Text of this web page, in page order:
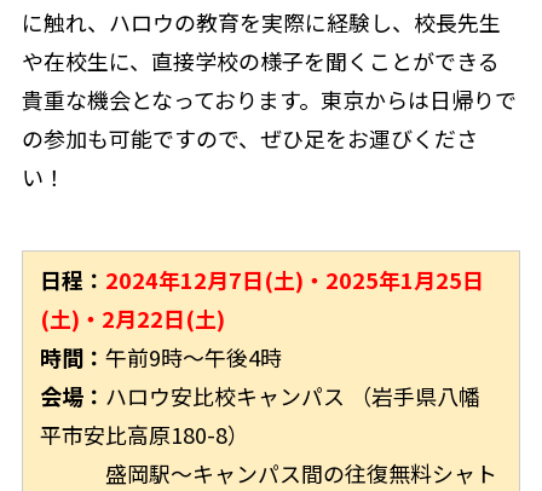
に触れ、ハロウの教育を実際に経験し、校長先生
や在校生に、直接学校の様子を聞くことができる
貴重な機会となっております。東京からは日帰りで
の参加も可能ですので、ぜひ足をお運びくださ
い！
日程： 2024年12月7日(土)・2025年1月25日
(土)・2月22日(土)
時間：午前9時〜午後4時
会場： ハロウ安比校キャンパス （岩手県八幡
平市安比高原180-8）
盛岡駅〜キャンパス間の往復無料シャト